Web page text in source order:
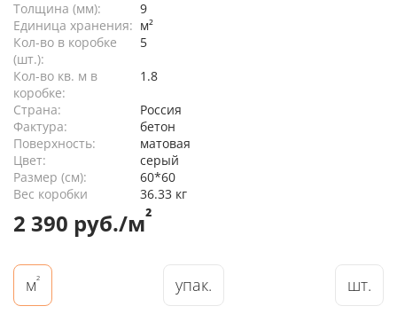
Толщина (мм):
9
Единица хранения: м²
Кол-во в коробке
(шт.):
5
Кол-во кв. м в
коробке:
1.8
Страна:
Россия
Фактура:
бетон
Поверхность:
матовая
Цвет:
серый
Размер (см):
60*60
Вес коробки
36.33 кг
2 390 руб./м²
м² упак. шт.